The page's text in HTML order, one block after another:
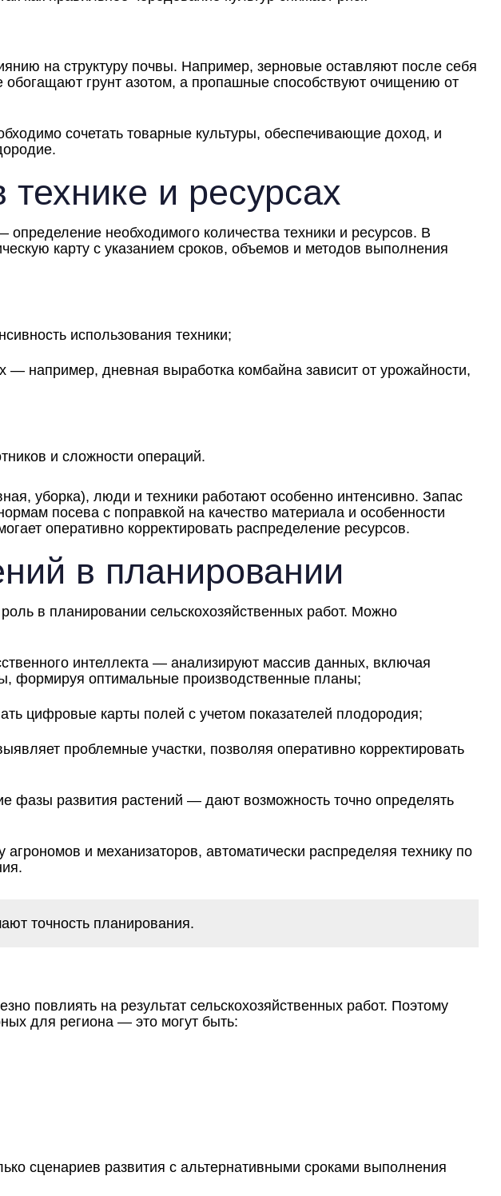
на структуру почвы. Например, зерновые оставляют после себя
обогащают грунт азотом, а пропашные способствуют очищению от
сочетать товарные культуры, обеспечивающие доход, и
технике и ресурсах
необходимого количества техники и ресурсов. В
карту с указанием сроков, объемов и методов выполнения
использования техники;
— например, дневная выработка комбайна зависит от урожайности,
и сложности операций.
уборка), люди и техники работают особенно интенсивно. Запас
посева с поправкой на качество материала и особенности
оперативно корректировать распределение ресурсов.
в планировании
в планировании сельскохозяйственных работ. Можно
интеллекта — анализируют массив данных, включая
формируя оптимальные производственные планы;
цифровые карты полей с учетом показателей плодородия;
проблемные участки, позволяя оперативно корректировать
фазы развития растений — дают возможность точно определять
и механизаторов, автоматически распределяя технику по
точность планирования.
повлиять на результат сельскохозяйственных работ. Поэтому
для региона — это могут быть:
сценариев развития с альтернативными сроками выполнения